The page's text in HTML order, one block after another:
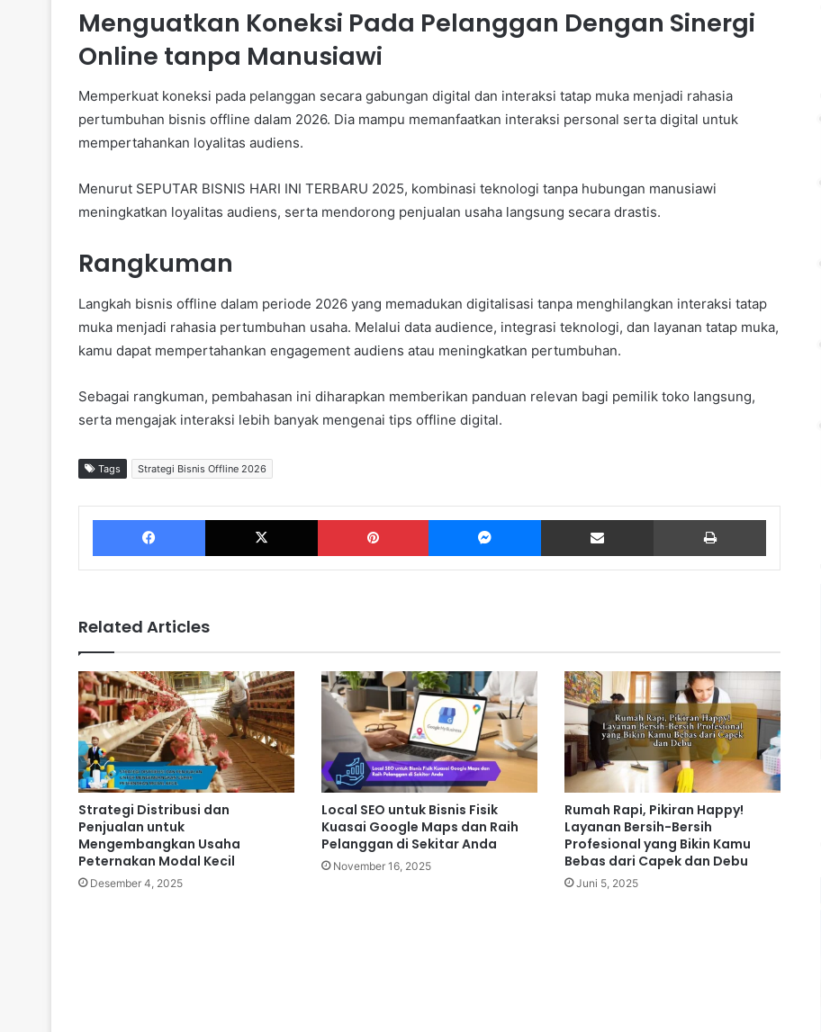
Menguatkan Koneksi Pada Pelanggan Dengan Sinergi
Online tanpa Manusiawi
Memperkuat koneksi pada pelanggan secara gabungan digital dan interaksi tatap muka menjadi rahasia
pertumbuhan bisnis offline dalam 2026. Dia mampu memanfaatkan interaksi personal serta digital untuk
mempertahankan loyalitas audiens.
Menurut SEPUTAR BISNIS HARI INI TERBARU 2025, kombinasi teknologi tanpa hubungan manusiawi
meningkatkan loyalitas audiens, serta mendorong penjualan usaha langsung secara drastis.
Rangkuman
Langkah bisnis offline dalam periode 2026 yang memadukan digitalisasi tanpa menghilangkan interaksi tatap
muka menjadi rahasia pertumbuhan usaha. Melalui data audience, integrasi teknologi, dan layanan tatap muka,
kamu dapat mempertahankan engagement audiens atau meningkatkan pertumbuhan.
Sebagai rangkuman, pembahasan ini diharapkan memberikan panduan relevan bagi pemilik toko langsung,
serta mengajak interaksi lebih banyak mengenai tips offline digital.
Tags Strategi Bisnis Offline 2026
Facebook X Pinterest Messenger Share via Email
Related Articles
Strategi Distribusi dan
Penjualan untuk
Mengembangkan Usaha
Peternakan Modal Kecil
Desember 4, 2025
Local SEO untuk Bisnis Fisik
Kuasai Google Maps dan Raih
Pelanggan di Sekitar Anda
November 16, 2025
Rumah Rapi, Pikiran Happy!
Layanan Bersih-Bersih
Profesional yang Bikin Kamu
Bebas dari Capek dan Debu
Juni 5, 2025